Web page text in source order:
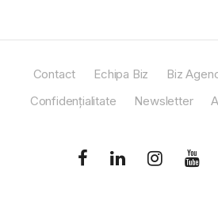
Contact Echipa Biz Biz
Confidențialitate
Newsletter